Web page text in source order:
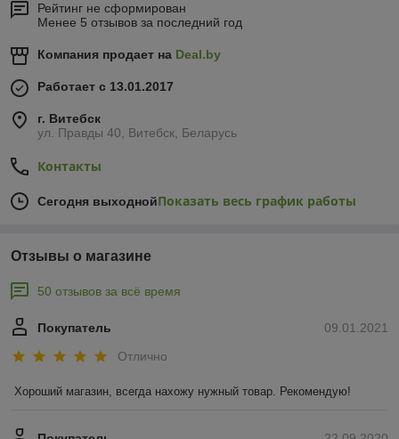
Рейтинг не сформирован
Менее 5 отзывов за последний год
Компания продает на Deal.by
Работает с 13.01.2017
г. Витебск
ул. Правды 40, Витебск, Беларусь
Контакты
Сегодня выходнойПоказать весь график работы
Отзывы о магазине
50 отзывов за всё время
09.01.2021
Покупатель
Отлично
Хороший магазин, всегда нахожу нужный товар. Рекомендую!